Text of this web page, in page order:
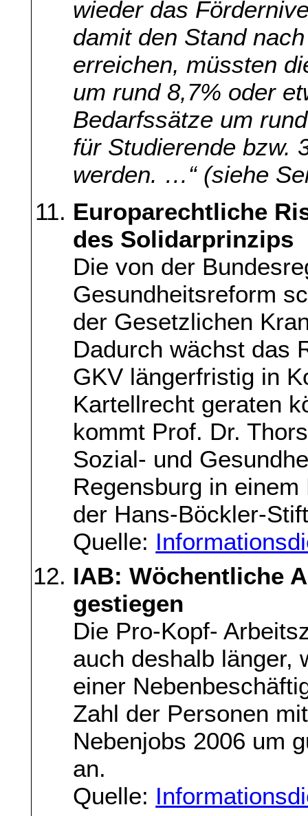
wieder das
damit den Stand
erreichen, müssten
um rund 8,7% oder
Bedarfssätze um
für Studierende bzw.
werden. …“ (siehe
Europarechtliche
des Solidarprinzips
Die von der
Gesundheitsreform
der Gesetzlichen
Dadurch wächst das
GKV längerfristig in
Kartellrecht geraten
kommt Prof. Dr.
Sozial- und
Regensburg in
der Hans-Böckler-
Quelle:
IAB: Wöchentliche
gestiegen
Die Pro-Kopf-
auch deshalb länger,
einer
Zahl der Personen
Nebenjobs 2006 um
an.
Quelle: